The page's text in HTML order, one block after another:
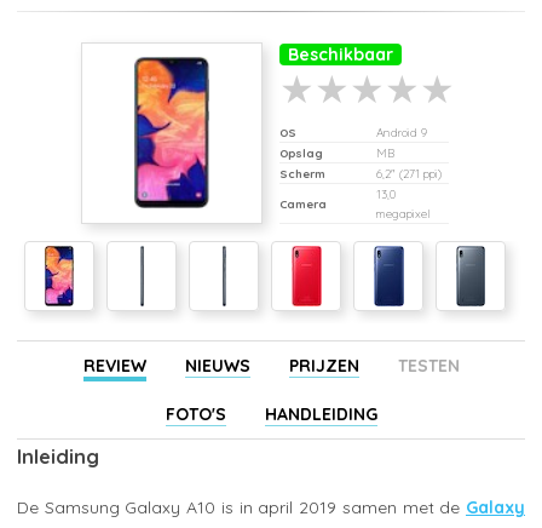
Beschikbaar
OS
Android 9
Opslag
MB
Scherm
6,2" (271 ppi)
Camera
13,0
megapixel
REVIEW NIEUWS PRIJZEN TESTEN
FOTO'S HANDLEIDING
Inleiding
De Samsung Galaxy A10 is in april 2019 samen met de Galaxy